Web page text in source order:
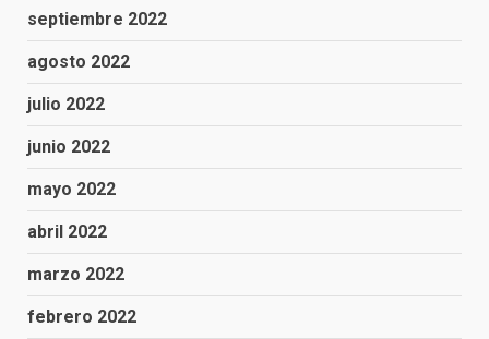
septiembre 2022
agosto 2022
julio 2022
junio 2022
mayo 2022
abril 2022
marzo 2022
febrero 2022